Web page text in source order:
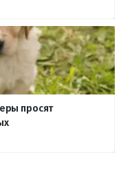
просят